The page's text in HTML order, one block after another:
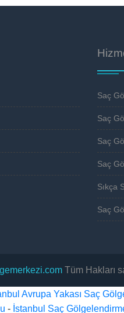
Saç
Saç
Saç
Saç
Sıkça
Saç
Tüm Hakları
Avrupa Yakası Saç
- İstanbul Saç